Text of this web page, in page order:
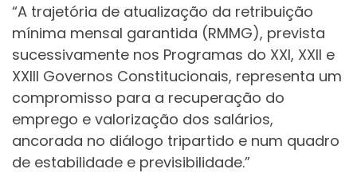
“A trajetória de atualização da retribuição
mínima mensal garantida (RMMG), prevista
sucessivamente nos Programas do XXI, XXII e
XXIII Governos Constitucionais, representa um
compromisso para a recuperação do
emprego e valorização dos salários,
ancorada no diálogo tripartido e num quadro
de estabilidade e previsibilidade.”